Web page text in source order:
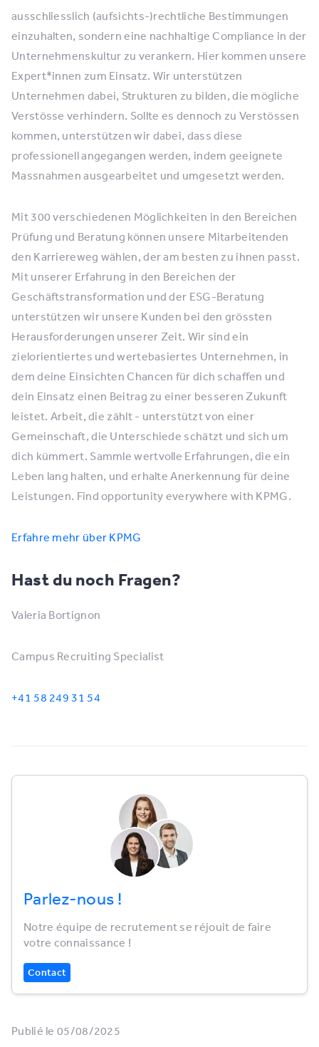
ausschliesslich (aufsichts-)rechtliche Bestimmungen
einzuhalten, sondern eine nachhaltige Compliance in der
Unternehmenskultur zu verankern. Hier kommen unsere
Expert*innen zum Einsatz. Wir unterstützen
Unternehmen dabei, Strukturen zu bilden, die mögliche
Verstösse verhindern. Sollte es dennoch zu Verstössen
kommen, unterstützen wir dabei, dass diese
professionell angegangen werden, indem geeignete
Massnahmen ausgearbeitet und umgesetzt werden.
Mit 300 verschiedenen Möglichkeiten in den Bereichen
Prüfung und Beratung können unsere Mitarbeitenden
den Karriereweg wählen, der am besten zu ihnen passt.
Mit unserer Erfahrung in den Bereichen der
Geschäftstransformation und der ESG-Beratung
unterstützen wir unsere Kunden bei den grössten
Herausforderungen unserer Zeit. Wir sind ein
zielorientiertes und wertebasiertes Unternehmen, in
dem deine Einsichten Chancen für dich schaffen und
dein Einsatz einen Beitrag zu einer besseren Zukunft
leistet. Arbeit, die zählt - unterstützt von einer
Gemeinschaft, die Unterschiede schätzt und sich um
dich kümmert. Sammle wertvolle Erfahrungen, die ein
Leben lang halten, und erhalte Anerkennung für deine
Leistungen. Find opportunity everywhere with KPMG.
Erfahre mehr über KPMG
Hast du noch Fragen?
Valeria Bortignon
Campus Recruiting Specialist
+41 58 249 31 54
Parlez-nous !
Notre équipe de recrutement se réjouit de faire
votre connaissance !
Contact
Publié le 05/08/2025